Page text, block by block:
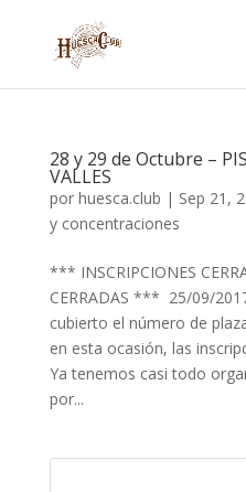
28 y 29 de Octubre –
VALLES
por huesca.club | Sep 21,
y concentraciones
*** INSCRIPCIONES
CERRADAS *** 25/09/
cubierto el número de
en esta ocasión, las
Ya tenemos casi todo
por...